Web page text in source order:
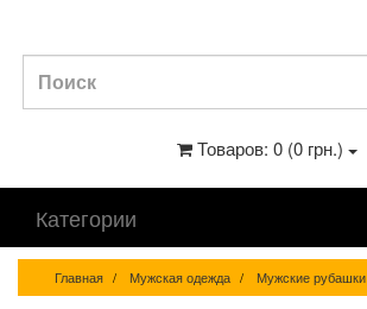
Товаров: 0 (0 грн.)
Категории
Главная Мужская одежда Мужские рубашки